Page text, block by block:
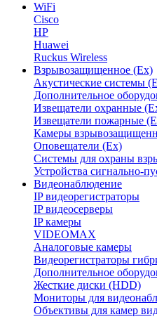
WiFi
Cisco
HP
Huawei
Ruckus Wireless
Взрывозащищенное (Ex)
Акустические системы
Дополнительное
Извещатели охранные
Извещатели пожарные
Камеры
Оповещатели (Ex)
Системы для охраны
Устройства сигнально-
Видеонаблюдение
IP видеорегистраторы
IP видеосерверы
IP камеры
VIDEOMAX
Аналоговые камеры
Видеорегистраторы
Дополнительное
Жесткие диски (HDD)
Мониторы для
Объективы для камер